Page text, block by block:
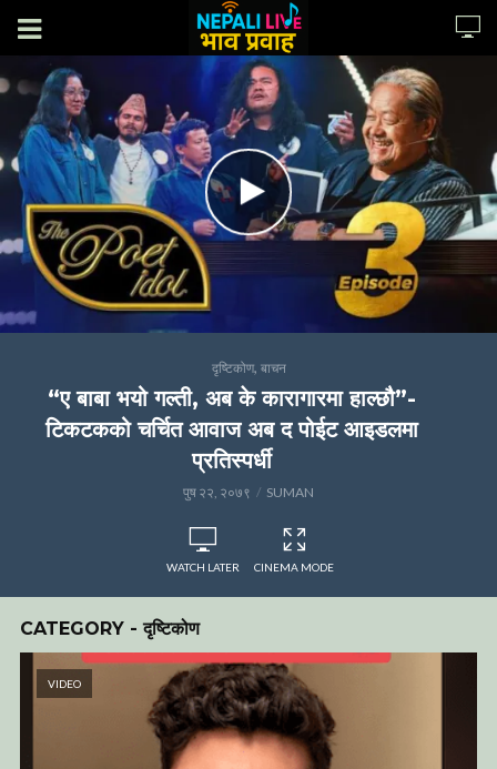
दृष्टिकोण, बाचन
“ए बाबा भयो गल्ती, अब के कारागारमा हाल्छौ”-
टिकटकको चर्चित आवाज अब द पोईट आइडलमा
प्रतिस्पर्धी
पुष २२, २०७९ SUMAN
WATCH LATER CINEMA MODE
CATEGORY - दृष्टिकोण
VIDEO